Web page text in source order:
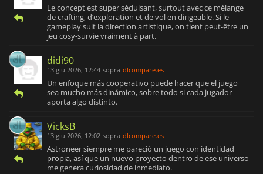
Le concept est super séduisant, surtout avec ce mélange
de crafting, d’exploration et de vol en dirigeable. Si le
gameplay suit la direction artistique, on tient peut-être un
jeu cosy-survie vraiment à part.
didi90
13 giu 2026, 12:44 sopra dlcompare.es
Un enfoque más cooperativo puede hacer que el juego
sea mucho más dinámico, sobre todo si cada jugador
aporta algo distinto.
VicksB
13 giu 2026, 12:02 sopra dlcompare.es
Astroneer siempre me pareció un juego con identidad
propia, así que un nuevo proyecto dentro de ese universo
me genera curiosidad de inmediato.